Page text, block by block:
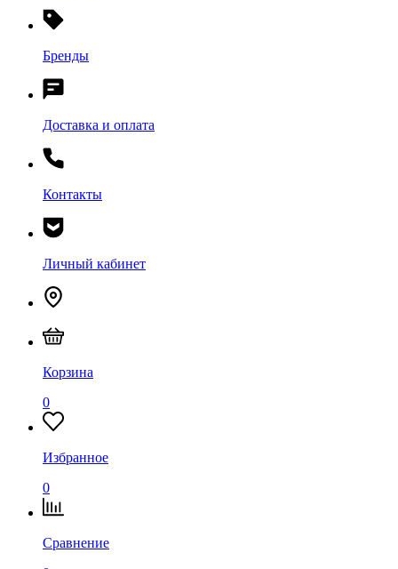
Бренды
Доставка и оплата
Контакты
Личный кабинет
Корзина
0
Избранное
0
Сравнение